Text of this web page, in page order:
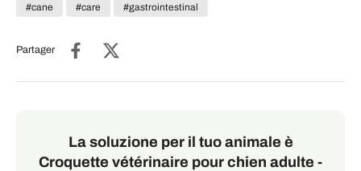
#cane #care #gastrointestinal
Partager
La soluzione per il tuo animale è
Croquette vétérinaire pour chien adulte -